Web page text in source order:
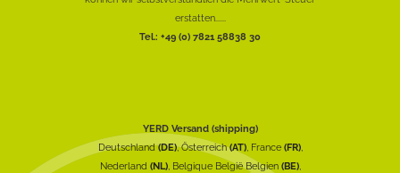
erstatten......
Tel.: +49 (0) 7821 58838 30
YERD Versand (shipping)
Deutschland(DE), Österreich(AT), France (FR),
Nederland (NL), Belgique België Belgien (BE),